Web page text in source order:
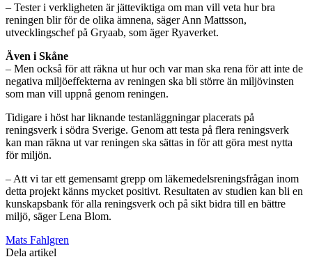
– Tester i verkligheten är jätteviktiga om man vill veta hur bra
reningen blir för de olika ämnena, säger Ann Mattsson,
utvecklingschef på Gryaab, som äger Ryaverket.
Även i Skåne
– Men också för att räkna ut hur och var man ska rena för att inte de
negativa miljöeffekterna av reningen ska bli större än miljövinsten
som man vill uppnå genom reningen.
Tidigare i höst har liknande testanläggningar placerats på
reningsverk i södra Sverige. Genom att testa på flera reningsverk
kan man räkna ut var reningen ska sättas in för att göra mest nytta
för miljön.
– Att vi tar ett gemensamt grepp om läkemedelsreningsfrågan inom
detta projekt känns mycket positivt. Resultaten av studien kan bli en
kunskapsbank för alla reningsverk och på sikt bidra till en bättre
miljö, säger Lena Blom.
Mats Fahlgren
Dela artikel